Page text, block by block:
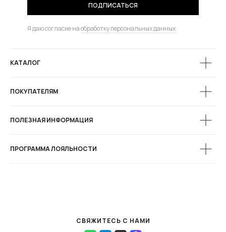
ПОДПИСАТЬСЯ
Я даю согласие наобработку персональных данных
КАТАЛОГ
ПОКУПАТЕЛЯМ
ПОЛЕЗНАЯ ИНФОРМАЦИЯ
ПРОГРАММА ЛОЯЛЬНОСТИ
СВЯЖИТЕСЬ С НАМИ